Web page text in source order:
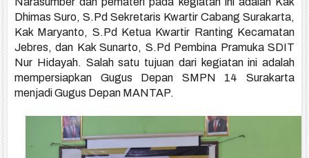
Dhimas Suro, S.Pd Sekretaris Kwartir Cabang Surakarta,
Kak Maryanto, S.Pd Ketua Kwartir Ranting Kecamatan
Jebres, dan Kak Sunarto, S.Pd Pembina Pramuka SDIT
Nur Hidayah. Salah satu tujuan dari kegiatan ini adalah
mempersiapkan Gugus Depan SMPN 14 Surakarta
menjadi Gugus Depan MANTAP.